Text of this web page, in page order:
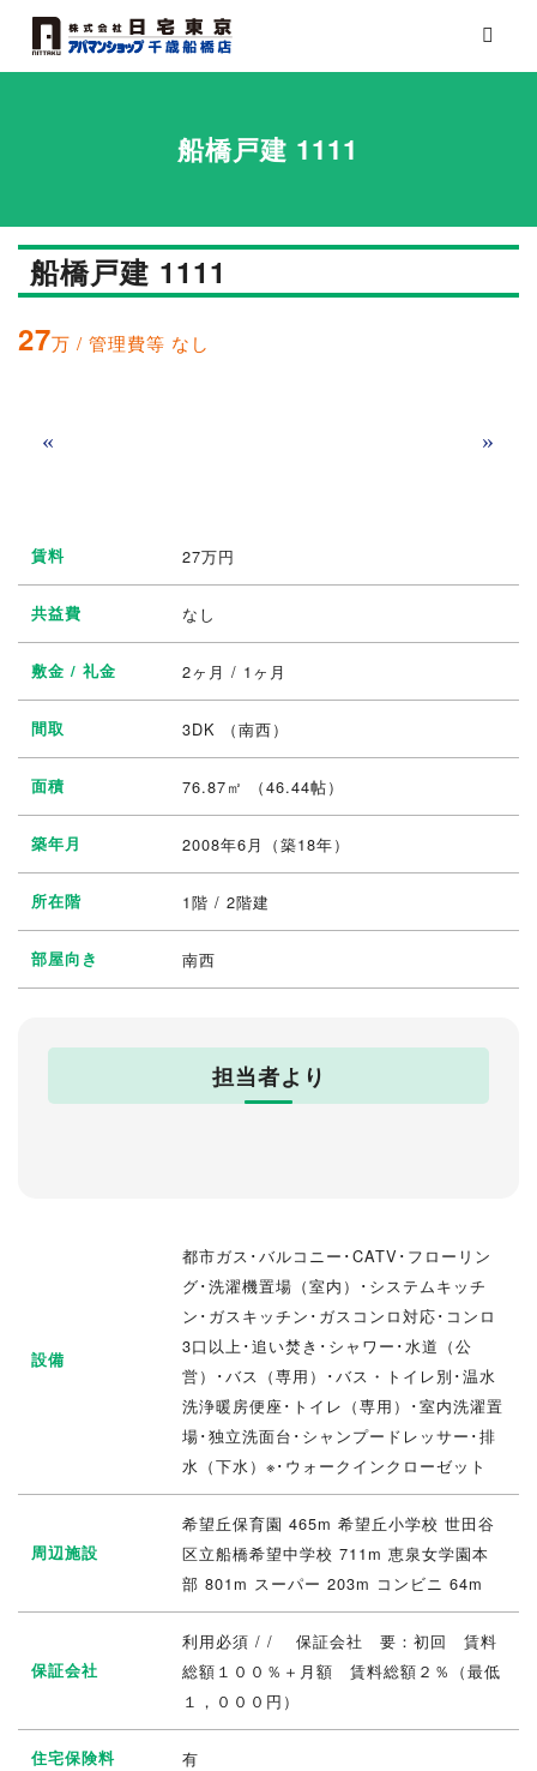
船橋戸建 1111
船橋戸建 1111
27万 / 管理費等 なし
« »
賃料 27万円
共益費 なし
敷金 / 礼金 2ヶ月 / 1ヶ月
間取 3DK （南西）
面積 76.87㎡ （46.44帖）
築年月 2008年6月（築18年）
所在階 1階 / 2階建
部屋向き 南西
担当者より
設備
都市ガス･バルコニー･CATV･フローリン
グ･洗濯機置場（室内）･システムキッチ
ン･ガスキッチン･ガスコンロ対応･コンロ
3口以上･追い焚き･シャワー･水道（公
営）･バス（専用）･バス・トイレ別･温水
洗浄暖房便座･トイレ（専用）･室内洗濯置
場･独立洗面台･シャンプードレッサー･排
水（下水）※･ウォークインクローゼット
周辺施設
希望丘保育園 465m 希望丘小学校 世田谷
区立船橋希望中学校 711m 恵泉女学園本
部 801m スーパー 203m コンビニ 64m
保証会社
利用必須 / / 保証会社 要：初回 賃料
総額１００％＋月額 賃料総額２％（最低
１，０００円）
住宅保険料 有